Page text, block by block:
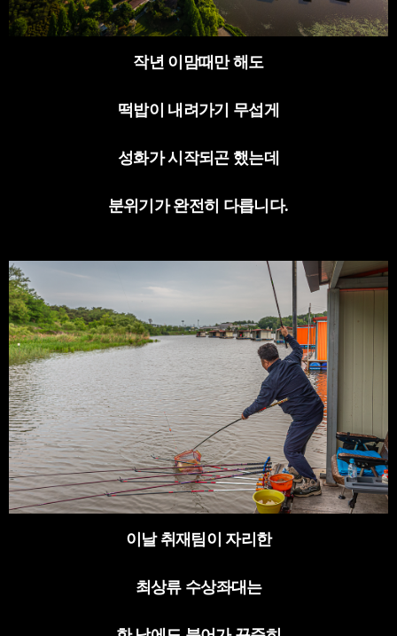
작년 이맘때만 해도
떡밥이 내려가기 무섭게
성화가 시작되곤 했는데
분위기가 완전히 다릅니다.
이날 취재팀이 자리한
최상류 수상좌대는